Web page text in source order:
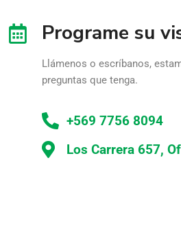
Programe su
Llámenos o escríbanos,
preguntas que tenga.
+569 7756 8094
Los Carrera 657,